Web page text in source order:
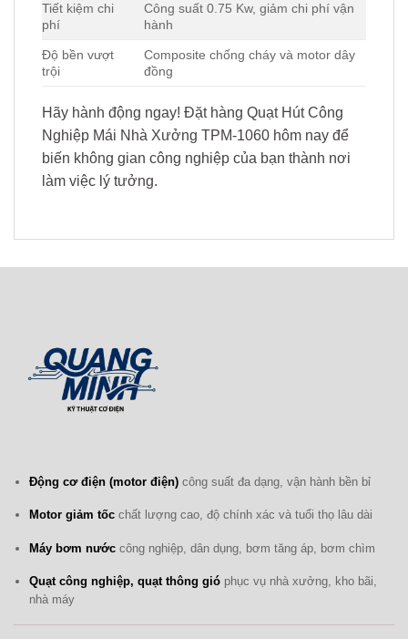
Tiết kiệm chi
phí
Công suất 0.75 Kw, giảm chi phí vận
hành
Độ bền vượt
trội
Composite chống cháy và motor dây
đồng
Hãy hành động ngay! Đặt hàng Quạt Hút Công
Nghiệp Mái Nhà Xưởng TPM-1060 hôm nay để
biến không gian công nghiệp của bạn thành nơi
làm việc lý tưởng.
Động cơ điện (motor điện)công suất đa dạng, vận hành bền bỉ
Motor giảm tốcchất lượng cao, độ chính xác và tuổi thọ lâu dài
Máy bơm nướccông nghiệp, dân dụng, bơm tăng áp, bơm chìm
Quạt công nghiệp, quạt thông gióphục vụ nhà xưởng, kho bãi,
nhà máy